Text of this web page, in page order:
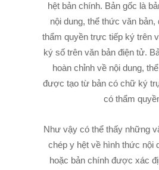
hệt bản chính. Bản gốc là
nội dung, thể thức văn
thẩm quyền trực tiếp ký trên
ký số trên văn bản điện tử.
hoàn chỉnh về nội dung,
được tạo từ bản có chữ ký
có thẩm
Như vậy có thể thấy những
chép y hệt về hình thức nội
hoặc bản chính được xác